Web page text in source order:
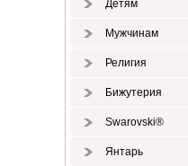
Детям
Мужчинам
Религия
Бижутерия
Swarovski®
Янтарь